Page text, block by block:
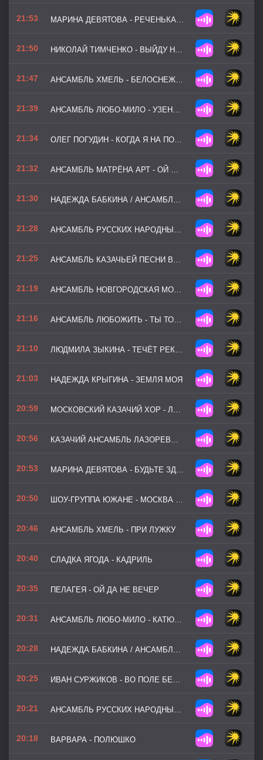
21:53 МАРИНА ДЕВЯТОВА - РЕЧЕНЬКА-РЕЧУШКА
21:50 НИКОЛАЙ ТИМЧЕНКО - ВЫЙДУ НА УЛИЦУ
21:47 АНСАМБЛЬ ХМЕЛЬ - БЕЛОСНЕЖНАЯ ВИШНЯ
21:39 АНСАМБЛЬ ЛЮБО-МИЛО - УЗЕНЬКИЙ ПРОУЛОЧЕК
21:34 ОЛЕГ ПОГУДИН - КОГДА Я НА ПОЧТЕ СЛУЖИЛ ЯМЩИКОМ
21:32 АНСАМБЛЬ МАТРЁНА АРТ - ОЙ ЦВЕТЁТ КАЛИНА
21:30 НАДЕЖДА БАБКИНА / АНСАМБЛЬ РУССКАЯ ПЕСНЯ - КАК ЗА ДОНОМ ЗА РЕКОЙ
21:28 АНСАМБЛЬ РУССКИХ НАРОДНЫХ ИНСТРУМЕНТОВ КАЛИНКА - В ХОРОВОДЕ
21:25 АНСАМБЛЬ КАЗАЧЬЕЙ ПЕСНИ ВОЛЬНЫЙ ДОН - КРУТИТСЯ-ВЕРТИТСЯ
21:19 АНСАМБЛЬ НОВГОРОДСКАЯ МОЗАИКА - ЛАНДЫШИ
21:16 АНСАМБЛЬ ЛЮБОЖИТЬ - ТЫ ТОЛЬКО ЖДИ
21:10 ЛЮДМИЛА ЗЫКИНА - ТЕЧЁТ PЕКА ВОЛГА
21:03 НАДЕЖДА КРЫГИНА - ЗЕМЛЯ МОЯ
20:59 МОСКОВСКИЙ КАЗАЧИЙ ХОР - ЛЮБО МНЕ КОГДА ДОН РАЗЛИВАЕТСЯ
20:56 КАЗАЧИЙ АНСАМБЛЬ ЛАЗОРЕВЫЙ ЦВЕТОК - ЧУБЧИК
20:53 МАРИНА ДЕВЯТОВА - БУДЬТЕ ЗДОРОВЫ
20:50 ШОУ-ГРУППА ЮЖАНЕ - МОСКВА ЗЛАТОГЛАВАЯ
20:46 АНСАМБЛЬ ХМЕЛЬ - ПРИ ЛУЖКУ
20:40 СЛАДКА ЯГОДА - КАДРИЛЬ
20:35 ПЕЛАГЕЯ - ОЙ ДА НЕ ВЕЧЕР
20:31 АНСАМБЛЬ ЛЮБО-МИЛО - КАТЮША
20:28 НАДЕЖДА БАБКИНА / АНСАМБЛЬ РУССКАЯ ПЕСНЯ - НАДЯ
20:25 ИВАН СУРЖИКОВ - ВО ПОЛЕ БЕРЁЗОНЬКА
20:21 АНСАМБЛЬ РУССКИХ НАРОДНЫХ ИНСТРУМЕНТОВ КАЛИНКА - Я ВСТРЕТИЛ ВАС
20:18 ВАРВАРА - ПОЛЮШКО